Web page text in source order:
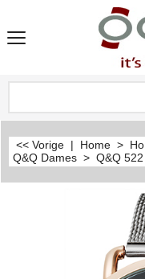
<< Vorige | Home >
Q&Q Dames > Q&Q 522